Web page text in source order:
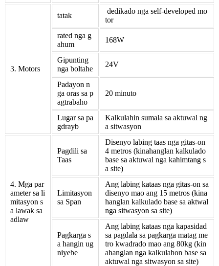
3. Motors
tatak
dedikado nga self-developed mo
tor
rated nga g
ahum
168W
Gipunting
nga boltahe
24V
Padayon n
ga oras sa p
agtrabaho
20 minuto
Lugar sa pa
gdrayb
Kalkulahin sumala sa aktuwal ng
a sitwasyon
4. Mga par
ameter sa li
mitasyon s
a lawak sa
adlaw
Pagdili sa
Taas
Disenyo labing taas nga gitas-on
4 metros (kinahanglan kalkulado
base sa aktuwal nga kahimtang s
a site)
Limitasyon
sa Span
Ang labing kataas nga gitas-on sa
disenyo mao ang 15 metros (kina
hanglan kalkulado base sa aktwal
nga sitwasyon sa site)
Pagkarga s
a hangin ug
niyebe
Ang labing kataas nga kapasidad
sa pagdala sa pagkarga matag me
tro kwadrado mao ang 80kg (kin
ahanglan nga kalkulahon base sa
aktuwal nga sitwasyon sa site)